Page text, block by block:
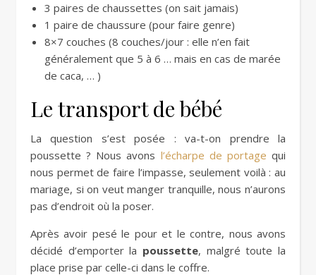
3 paires de chaussettes (on sait jamais)
1 paire de chaussure (pour faire genre)
8×7 couches (8 couches/jour : elle n’en fait
généralement que 5 à 6 … mais en cas de marée
de caca, … )
Le transport de bébé
La question s’est posée : va-t-on prendre la
poussette ? Nous avons l’écharpe de portage qui
nous permet de faire l’impasse, seulement voilà : au
mariage, si on veut manger tranquille, nous n’aurons
pas d’endroit où la poser.
Après avoir pesé le pour et le contre, nous avons
décidé d’emporter la poussette, malgré toute la
place prise par celle-ci dans le coffre.